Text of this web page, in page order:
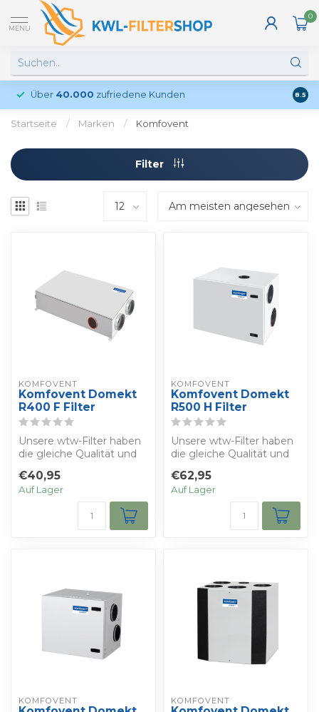
MENU
0
Über 40.000 zufriedene Kunden 8.5
Startseite / Marken / Komfovent
Filter
KOMFOVENT
Komfovent Domekt
R400 F Filter
Unsere wtw-Filter haben
die gleiche Qualität und
Eigenschaften wie ...
€40,95
Auf Lager
KOMFOVENT
Komfovent Domekt
R500 H Filter
Unsere wtw-Filter haben
die gleiche Qualität und
Eigenschaften wie ...
€62,95
Auf Lager
KOMFOVENT KOMFOVENT